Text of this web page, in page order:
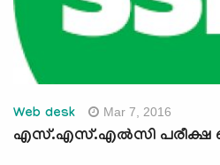
Web desk Mar 7, 2016
എസ്.എസ്.എല്‍സി പരീക്ഷ